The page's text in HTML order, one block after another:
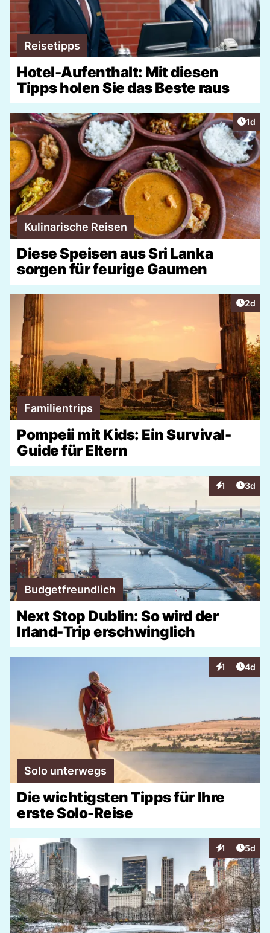
Reisetipps
Hotel-Aufenthalt: Mit diesen
Tipps holen Sie das Beste raus
1d
Kulinarische Reisen
Diese Speisen aus Sri Lanka
sorgen für feurige Gaumen
2d
Familientrips
Pompeii mit Kids: Ein Survival-
Guide für Eltern
1
Interaktionen
3d
Budgetfreundlich
Next Stop Dublin: So wird der
Irland-Trip erschwinglich
1
Interaktionen
4d
Solo unterwegs
Die wichtigsten Tipps für Ihre
erste Solo-Reise
1
Interaktionen
5d